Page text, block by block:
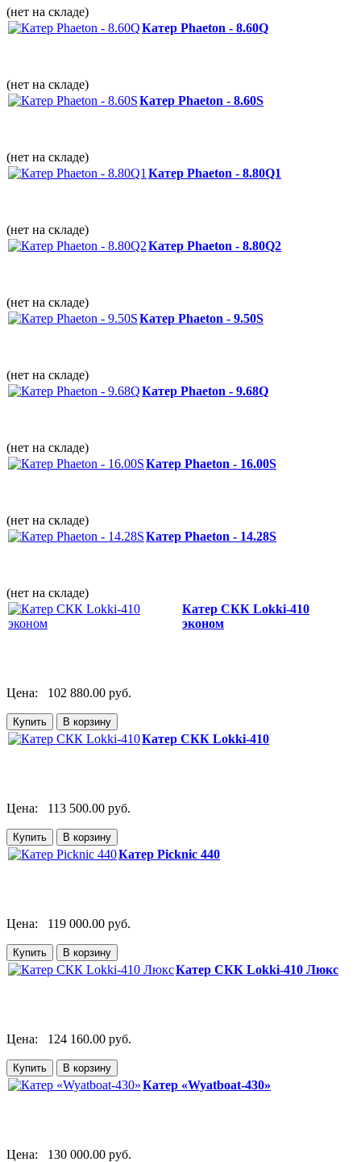
(нет на складе)
Катер Phaeton - 8.60Q
(нет на складе)
Катер Phaeton - 8.60S
(нет на складе)
Катер Phaeton - 8.80Q1
(нет на складе)
Катер Phaeton - 8.80Q2
(нет на складе)
Катер Phaeton - 9.50S
(нет на складе)
Катер Phaeton - 9.68Q
(нет на складе)
Катер Phaeton - 16.00S
(нет на складе)
Катер Phaeton - 14.28S
(нет на складе)
Катер СКК Lokki-410
эконом
Цена: 102 880.00 руб.
Катер СКК Lokki-410
Цена: 113 500.00 руб.
Катер Picknic 440
Цена: 119 000.00 руб.
Катер СКК Lokki-410 Люкс
Цена: 124 160.00 руб.
Катер «Wyatboat-430»
Цена: 130 000.00 руб.